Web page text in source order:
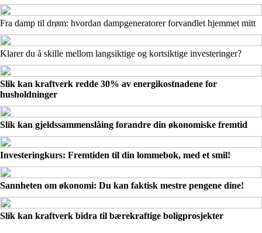
Fra damp til drøm: hvordan dampgeneratorer forvandlet hjemmet mitt
Klarer du å skille mellom langsiktige og kortsiktige investeringer?
Slik kan kraftverk redde 30% av energikostnadene for
husholdninger
Slik kan gjeldssammenslåing forandre din økonomiske fremtid
Investeringkurs: Fremtiden til din lommebok, med et smil!
Sannheten om økonomi: Du kan faktisk mestre pengene dine!
Slik kan kraftverk bidra til bærekraftige boligprosjekter